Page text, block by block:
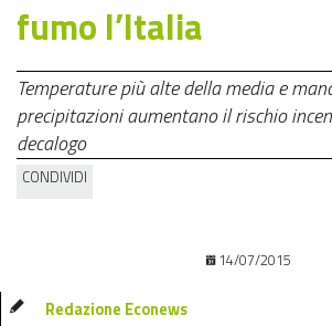
fumo l’Italia
Temperature più alte della media e
precipitazioni aumentano il rischio
decalogo
CONDIVIDI
14/07/2015
Redazione Econews